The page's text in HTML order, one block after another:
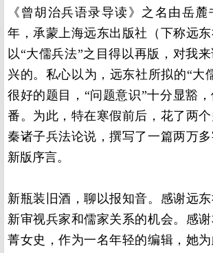
《曾胡治兵语录导读》之名由岳麓
年，承蒙上海远东出版社（下称远
以“大儒兵法”之目得以再版，对我
兴的。私心以为，远东社所拟的“大
很好的题目，“问题意识”十分显豁
番。为此，特在寒假前后，花了两
秦诸子兵法论说，撰写了一篇两万
新版序言。
新瓶装旧酒，聊以报知音。感谢远
新审视兵家和儒家关系的机会。感
菁女史，作为一名年轻的编辑，她